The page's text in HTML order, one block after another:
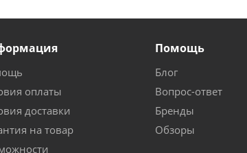
оплаты
доставки
на товар
Помощь
Блог
Вопрос-ответ
Бренды
Обзоры